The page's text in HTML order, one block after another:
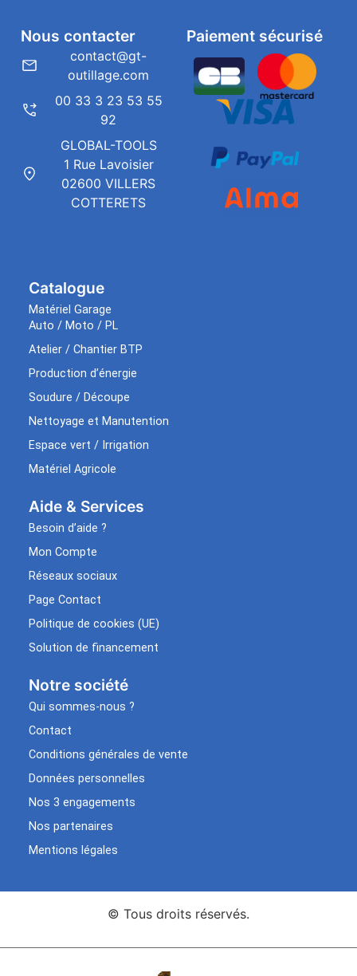
Catalogue
Matériel Garage
Auto / Moto / PL
Atelier / Chantier BTP
Production d’énergie
Soudure / Découpe
Nettoyage et Manutention
Espace vert / Irrigation
Matériel Agricole
Aide & Services​
Besoin d’aide ?
Mon Compte
Réseaux sociaux
Page Contact
Politique de cookies (UE)
Solution de financement
Notre société
Qui sommes-nous ?
Contact
Conditions générales de vente
Données personnelles
Nos 3 engagements
Nos partenaires
Mentions légales
Paiement sécurisé
Nous contacter
contact@gt-
outillage.com
00 33 3 23 53 55
92
GLOBAL-TOOLS
1 Rue Lavoisier
02600 VILLERS
COTTERETS
© Tous droits réservés.